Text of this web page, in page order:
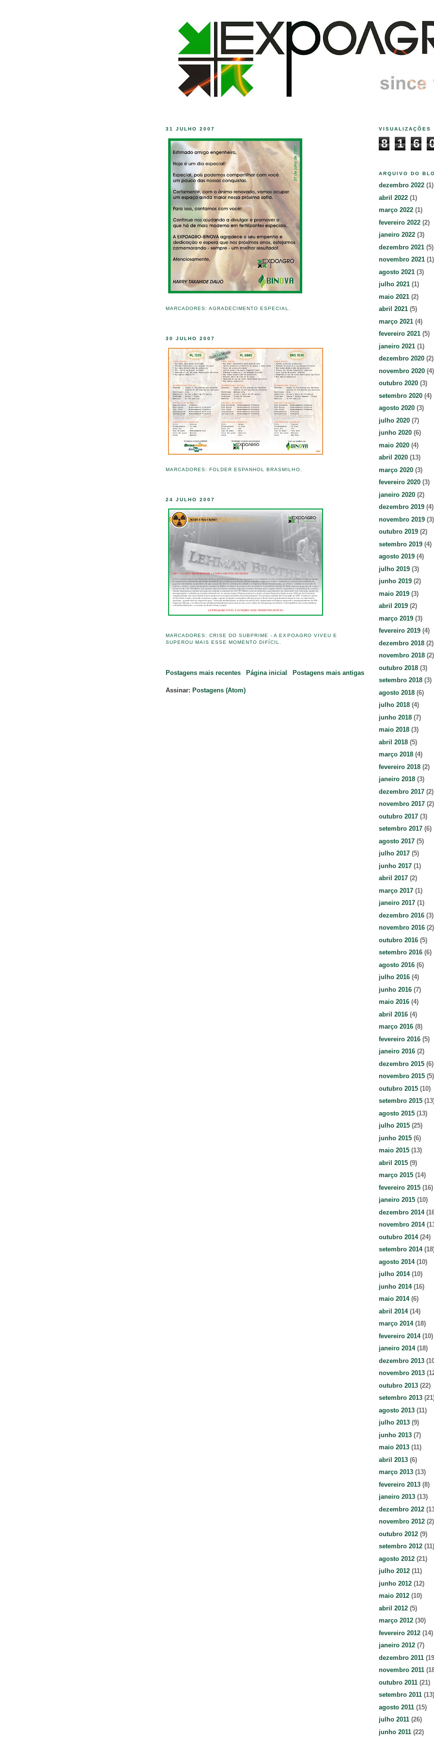
31 JULHO 2007
MARCADORES:AGRADECIMENTO ESPECIAL.
30 JULHO 2007
MARCADORES:FOLDER ESPANHOL BRASMILHO.
24 JULHO 2007
MARCADORES:CRISE DO SUBPRIME - A EXPOAGRO VIVEU E
SUPEROU MAIS ESSE MOMENTO DIFÍCIL.
Postagens mais recentes Postagens mais antigas
Página inicial
Assinar: Postagens (Atom)
VISUALIZAÇÕES
8 1 6
ARQUIVO DO
dezembro 2022 (1)
abril 2022 (1)
março 2022 (1)
fevereiro 2022 (2)
janeiro 2022 (3)
dezembro 2021 (5)
novembro 2021 (1)
agosto 2021 (3)
julho 2021 (1)
maio 2021 (2)
abril 2021 (5)
março 2021 (4)
fevereiro 2021 (5)
janeiro 2021 (1)
dezembro 2020 (2)
novembro 2020 (4)
outubro 2020 (3)
setembro 2020 (4)
agosto 2020 (3)
julho 2020 (7)
junho 2020 (6)
maio 2020 (4)
abril 2020 (13)
março 2020 (3)
fevereiro 2020 (3)
janeiro 2020 (2)
dezembro 2019 (4)
novembro 2019 (3)
outubro 2019 (2)
setembro 2019 (4)
agosto 2019 (4)
julho 2019 (3)
junho 2019 (2)
maio 2019 (3)
abril 2019 (2)
março 2019 (3)
fevereiro 2019 (4)
dezembro 2018 (2)
novembro 2018 (2)
outubro 2018 (3)
setembro 2018 (3)
agosto 2018 (6)
julho 2018 (4)
junho 2018 (7)
maio 2018 (3)
abril 2018 (5)
março 2018 (4)
fevereiro 2018 (2)
janeiro 2018 (3)
dezembro 2017 (2)
novembro 2017 (2)
outubro 2017 (3)
setembro 2017 (6)
agosto 2017 (5)
julho 2017 (5)
junho 2017 (1)
abril 2017 (2)
março 2017 (1)
janeiro 2017 (1)
dezembro 2016 (3)
novembro 2016 (2)
outubro 2016 (5)
setembro 2016 (6)
agosto 2016 (6)
julho 2016 (4)
junho 2016 (7)
maio 2016 (4)
abril 2016 (4)
março 2016 (8)
fevereiro 2016 (5)
janeiro 2016 (2)
dezembro 2015 (6)
novembro 2015 (5)
outubro 2015 (10)
setembro 2015
agosto 2015 (13)
julho 2015 (25)
junho 2015 (6)
maio 2015 (13)
abril 2015 (9)
março 2015 (14)
fevereiro 2015 (16)
janeiro 2015 (10)
dezembro 2014
novembro 2014
outubro 2014(24)
setembro 2014
agosto 2014(10)
julho 2014(10)
junho 2014(16)
maio 2014(6)
abril 2014(14)
março 2014(18)
fevereiro 2014(10)
janeiro 2014(18)
dezembro 2013
novembro 2013
outubro 2013 (22)
setembro 2013
agosto 2013 (11)
julho 2013 (9)
junho 2013 (7)
maio 2013 (11)
abril 2013 (6)
março 2013 (13)
fevereiro 2013 (8)
janeiro 2013 (13)
dezembro 2012
novembro 2012 (2)
outubro 2012 (9)
setembro 2012 (11)
agosto 2012 (21)
julho 2012 (11)
junho 2012 (12)
maio 2012 (10)
abril 2012 (5)
março 2012 (30)
fevereiro 2012 (14)
janeiro 2012 (7)
dezembro 2011
novembro 2011
outubro 2011 (21)
setembro 2011 (13)
agosto 2011 (15)
julho 2011 (26)
junho 2011 (22)